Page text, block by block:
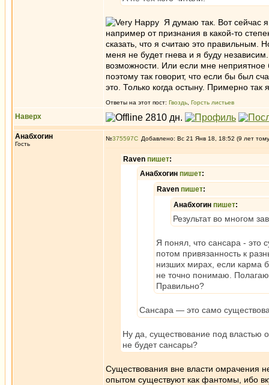
Я думаю так. Вот сейчас
например от признания в какой-то
сказать, что я считаю это правильным.
меня не будет гнева и я буду
возможности. Или если мне неприятное
поэтому так говорит, что если бы был
это. Только когда остыну. Примерно так
Ответы на этот пост: Гвоздь Горсть листьев
Наверх
Анабхогин
Гость
№375597 Добавлено: Вс 21 Янв 18, 18:52 (9 лет
Raven пишет:
Анабхогин пишет:
Raven пишет:
Анабхогин пишет:
Результат во многом
Я понял, что сансара - это
потом привязанность к
низших мирах, если карма
не точно понимаю.
Правильно?
Сансара — это само
Ну да, существование под властью
не будет сансары?
Существования вне власти омрачения
опытом существуют как фантомы, ибо